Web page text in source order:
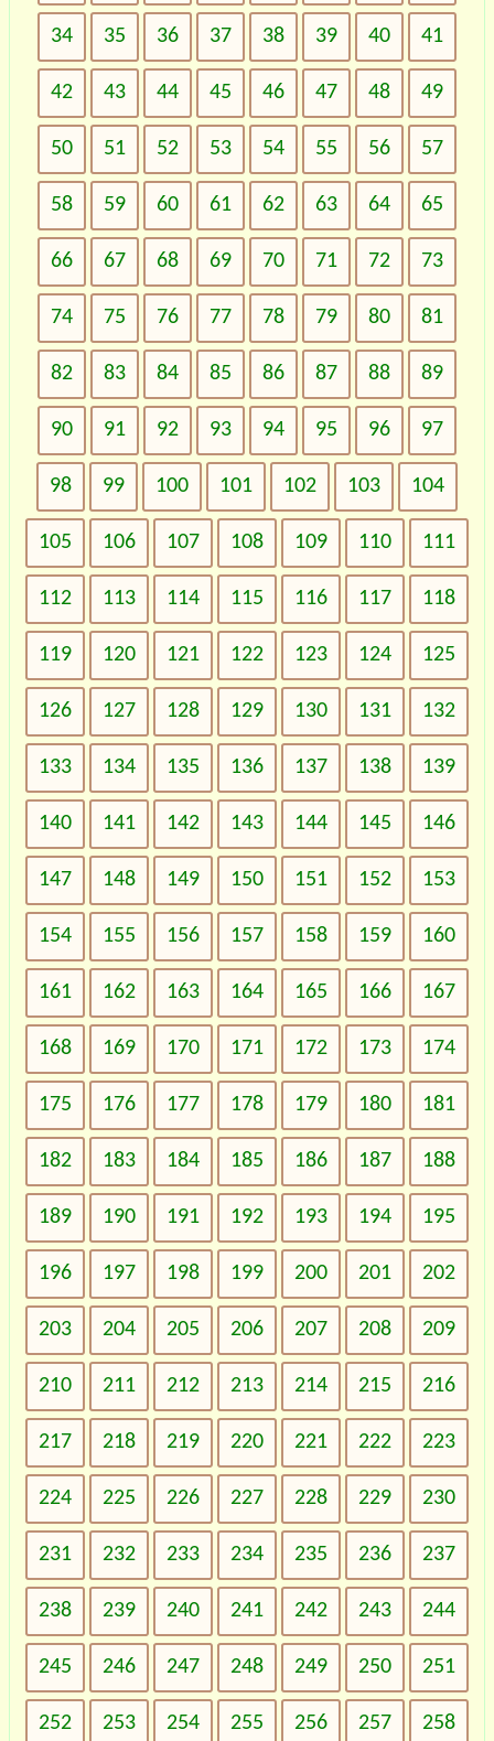
34 35 36 37 38 39 40 41
42 43 44 45 46 47 48 49
50 51 52 53 54 55 56 57
58 59 60 61 62 63 64 65
66 67 68 69 70 71 72 73
74 75 76 77 78 79 80 81
82 83 84 85 86 87 88 89
90 91 92 93 94 95 96 97
98 99 100 101 102 103 104
105 106 107 108 109 110 111
112 113 114 115 116 117 118
119 120 121 122 123 124 125
126 127 128 129 130 131 132
133 134 135 136 137 138 139
140 141 142 143 144 145 146
147 148 149 150 151 152 153
154 155 156 157 158 159 160
161 162 163 164 165 166 167
168 169 170 171 172 173 174
175 176 177 178 179 180 181
182 183 184 185 186 187 188
189 190 191 192 193 194 195
196 197 198 199 200 201 202
203 204 205 206 207 208 209
210 211 212 213 214 215 216
217 218 219 220 221 222 223
224 225 226 227 228 229 230
231 232 233 234 235 236 237
238 239 240 241 242 243 244
245 246 247 248 249 250 251
252 253 254 255 256 257 258